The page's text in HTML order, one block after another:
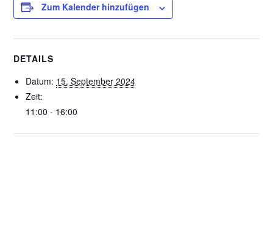
Zum Kalender hinzufügen
DETAILS
Datum: 15. September 2024
Zeit:
11:00 - 16:00